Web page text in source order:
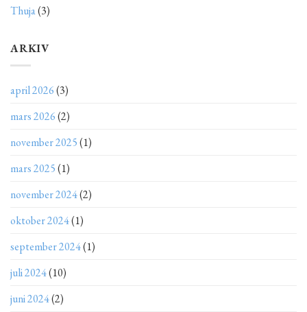
Thuja(3)
ARKIV
april 2026(3)
mars 2026(2)
november 2025(1)
mars 2025(1)
november 2024(2)
oktober 2024(1)
september 2024(1)
juli 2024(10)
juni 2024(2)